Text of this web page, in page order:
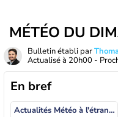
MÉTÉO DU
Bulletin établi par
Actualisé à 20h00 -
En bref
Actualités Météo à l'étranger